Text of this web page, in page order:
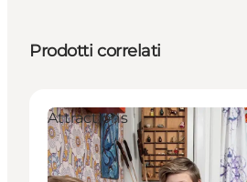
Prodotti correlati
Attractions